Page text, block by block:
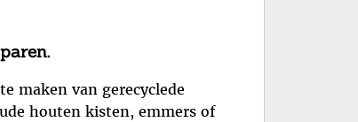
maken van gerecyclede
houten kisten, emmers of